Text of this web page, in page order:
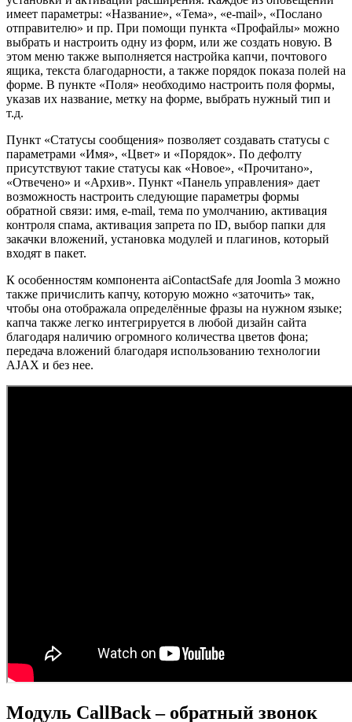
имеет параметры: «Название», «Тема», «e-mail», «Послано
отправителю» и пр. При помощи пункта «Профайлы» можно
выбрать и настроить одну из форм, или же создать новую. В
этом меню также выполняется настройка капчи, почтового
ящика, текста благодарности, а также порядок показа полей на
форме. В пункте «Поля» необходимо настроить поля формы,
указав их название, метку на форме, выбрать нужный тип и
т.д.
Пункт «Статусы сообщения» позволяет создавать статусы с
параметрами «Имя», «Цвет» и «Порядок». По дефолту
присутствуют такие статусы как «Новое», «Прочитано»,
«Отвечено» и «Архив». Пункт «Панель управления» дает
возможность настроить следующие параметры формы
обратной связи: имя, e-mail, тема по умолчанию, активация
контроля спама, активация запрета по ID, выбор папки для
закачки вложений, установка модулей и плагинов, который
входят в пакет.
К особенностям компонента aiContactSafe для Joomla 3 можно
также причислить капчу, которую можно «заточить» так,
чтобы она отображала определённые фразы на нужном языке;
капча также легко интегрируется в любой дизайн сайта
благодаря наличию огромного количества цветов фона;
передача вложений благодаря использованию технологии
AJAX и без нее.
Модуль CallBack – обратный звонок